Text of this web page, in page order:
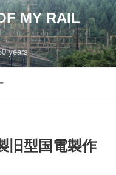
MY RAIL
years
旧型国電製作